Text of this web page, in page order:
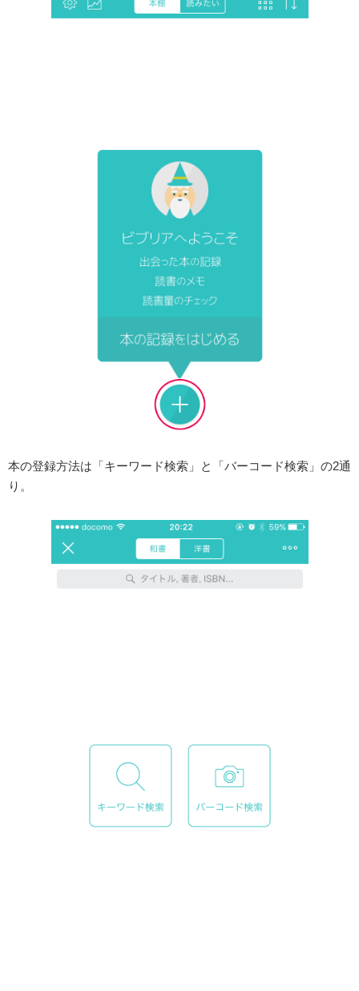
本の登録方法は「キーワード検索」と「バーコード検索」の2通
り。